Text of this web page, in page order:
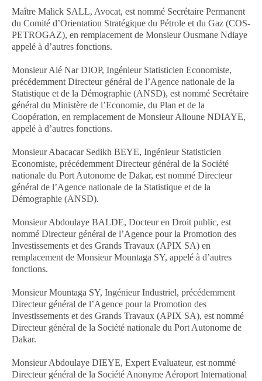
Maître Malick SALL, Avocat, est nommé Secrétaire Permanent
du Comité d’Orientation Stratégique du Pétrole et du Gaz (COS-
PETROGAZ), en remplacement de Monsieur Ousmane Ndiaye
appelé à d’autres fonctions.
Monsieur Alé Nar DIOP, Ingénieur Statisticien Economiste,
précédemment Directeur général de l’Agence nationale de la
Statistique et de la Démographie (ANSD), est nommé Secrétaire
général du Ministère de l’Economie, du Plan et de la
Coopération, en remplacement de Monsieur Alioune NDIAYE,
appelé à d’autres fonctions.
Monsieur Abacacar Sedikh BEYE, Ingénieur Statisticien
Economiste, précédemment Directeur général de la Société
nationale du Port Autonome de Dakar, est nommé Directeur
général de l’Agence nationale de la Statistique et de la
Démographie (ANSD).
Monsieur Abdoulaye BALDE, Docteur en Droit public, est
nommé Directeur général de l’Agence pour la Promotion des
Investissements et des Grands Travaux (APIX SA) en
remplacement de Monsieur Mountaga SY, appelé à d’autres
fonctions.
Monsieur Mountaga SY, Ingénieur Industriel, précédemment
Directeur général de l’Agence pour la Promotion des
Investissements et des Grands Travaux (APIX SA), est nommé
Directeur général de la Société nationale du Port Autonome de
Dakar.
Monsieur Abdoulaye DIEYE, Expert Evaluateur, est nommé
Directeur général de la Société Anonyme Aéroport International